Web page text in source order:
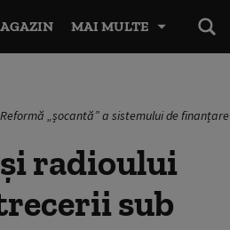
MAI MULTE
„șocantă” a sistemului de finanțare
radioului
sub